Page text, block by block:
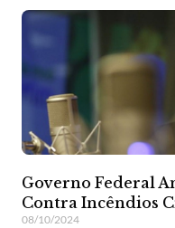
Governo Federal
Contra Incêndios
08/10/2024